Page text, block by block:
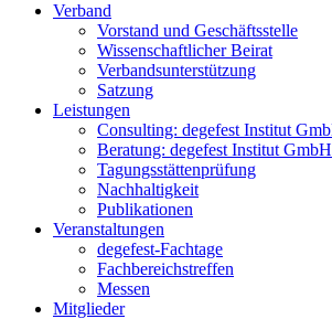
Verband
Vorstand und Geschäftsstelle
Wissenschaftlicher Beirat
Verbandsunterstützung
Satzung
Leistungen
Consulting: degefest Institut
Beratung: degefest Institut GmbH
Tagungsstättenprüfung
Nachhaltigkeit
Publikationen
Veranstaltungen
degefest-Fachtage
Fachbereichstreffen
Messen
Mitglieder